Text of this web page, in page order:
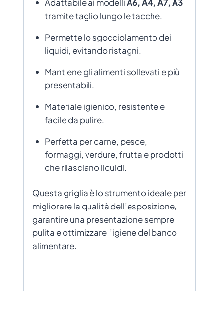
Adattabile ai modelliA6, A4, A7, A3
tramite taglio lungo le tacche.
Permette lo sgocciolamento dei
liquidi, evitando ristagni.
Mantiene gli alimenti sollevati e più
presentabili.
Materiale igienico, resistente e
facile da pulire.
Perfetta per carne, pesce,
formaggi, verdure, frutta e prodotti
che rilasciano liquidi.
Questa griglia è lo strumento ideale per
migliorare la qualità dell’esposizione,
garantire una presentazione sempre
pulita e ottimizzare l’igiene del banco
alimentare.